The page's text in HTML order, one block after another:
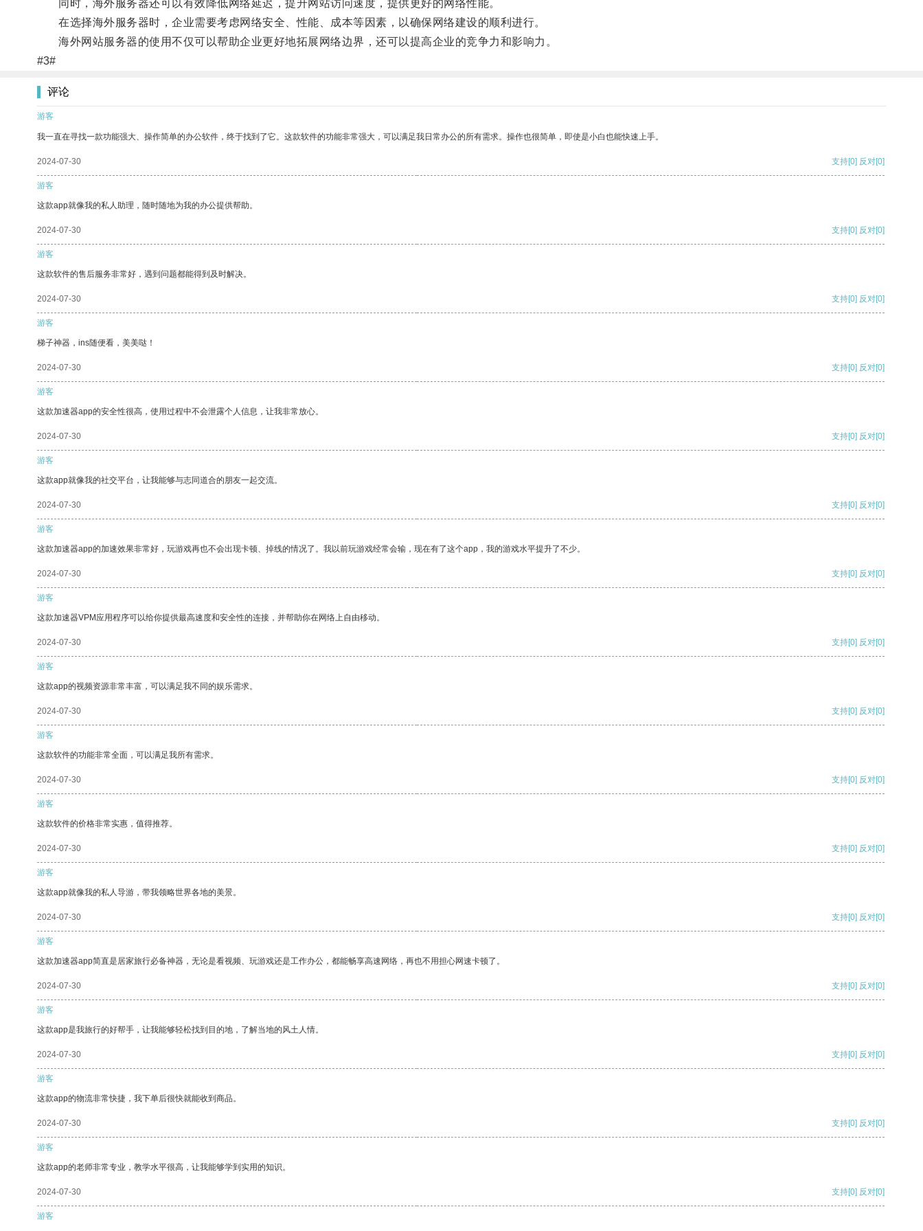
同时，海外服务器还可以有效降低网络延迟，提升网站访问速度，提供更好的网络性能。
在选择海外服务器时，企业需要考虑网络安全、性能、成本等因素，以确保网络建设的顺利进行。
海外网站服务器的使用不仅可以帮助企业更好地拓展网络边界，还可以提高企业的竞争力和影响力。
#3#
评论
游客
我一直在寻找一款功能强大、操作简单的办公软件，终于找到了它。这款软件的功能非常强大，可以满足我日常办公的所有需求。操作也很简单，即使是小白也能快速上手。
2024-07-30 支持[0] 反对[0]
游客
这款app就像我的私人助理，随时随地为我的办公提供帮助。
2024-07-30 支持[0] 反对[0]
游客
这款软件的售后服务非常好，遇到问题都能得到及时解决。
2024-07-30 支持[0] 反对[0]
游客
梯子神器，ins随便看，美美哒！
2024-07-30 支持[0] 反对[0]
游客
这款加速器app的安全性很高，使用过程中不会泄露个人信息，让我非常放心。
2024-07-30 支持[0] 反对[0]
游客
这款app就像我的社交平台，让我能够与志同道合的朋友一起交流。
2024-07-30 支持[0] 反对[0]
游客
这款加速器app的加速效果非常好，玩游戏再也不会出现卡顿、掉线的情况了。我以前玩游戏经常会输，现在有了这个app，我的游戏水平提升了不少。
2024-07-30 支持[0] 反对[0]
游客
这款加速器VPM应用程序可以给你提供最高速度和安全性的连接，并帮助你在网络上自由移动。
2024-07-30 支持[0] 反对[0]
游客
这款app的视频资源非常丰富，可以满足我不同的娱乐需求。
2024-07-30 支持[0] 反对[0]
游客
这款软件的功能非常全面，可以满足我所有需求。
2024-07-30 支持[0] 反对[0]
游客
这款软件的价格非常实惠，值得推荐。
2024-07-30 支持[0] 反对[0]
游客
这款app就像我的私人导游，带我领略世界各地的美景。
2024-07-30 支持[0] 反对[0]
游客
这款加速器app简直是居家旅行必备神器，无论是看视频、玩游戏还是工作办公，都能畅享高速网络，再也不用担心网速卡顿了。
2024-07-30 支持[0] 反对[0]
游客
这款app是我旅行的好帮手，让我能够轻松找到目的地，了解当地的风土人情。
2024-07-30 支持[0] 反对[0]
游客
这款app的物流非常快捷，我下单后很快就能收到商品。
2024-07-30 支持[0] 反对[0]
游客
这款app的老师非常专业，教学水平很高，让我能够学到实用的知识。
2024-07-30 支持[0] 反对[0]
游客